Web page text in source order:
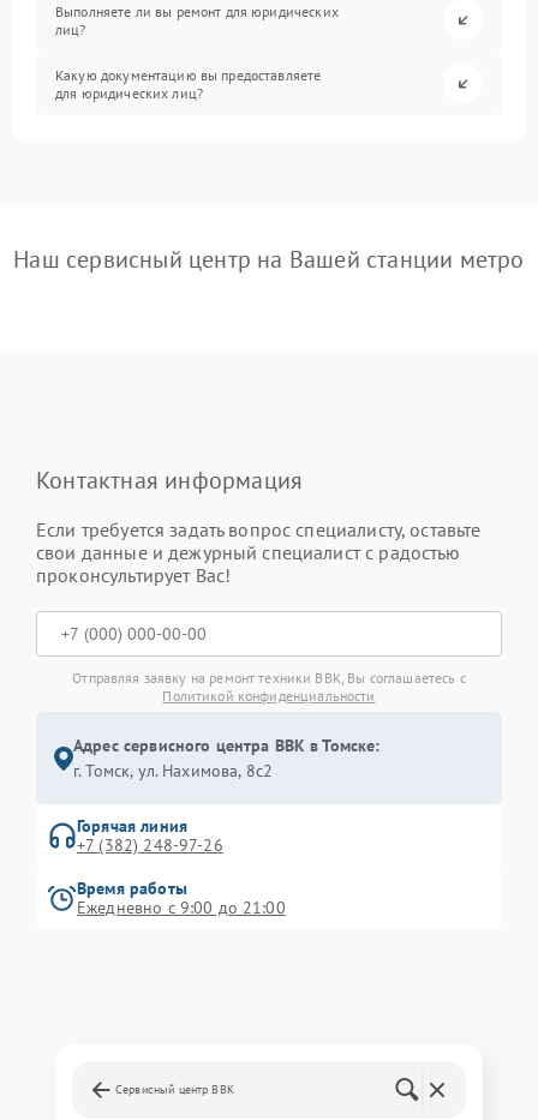
Выполняете ли вы ремонт для юридических
лиц?
Какую документацию вы предоставляете
для юридических лиц?
Наш сервисный центр на Вашей станции метро
Контактная информация
Если требуется задать вопрос специалисту, оставьте
свои данные и дежурный специалист с радостью
проконсультирует Вас!
Отправляя заявку на ремонт техники BBK, Вы соглашаетесь с
Политикой конфиденциальности
Адрес сервисного центра BBK в Томске:
г. Томск, ул. Нахимова, 8с2
Горячая линия
+7 (382) 248-97-26
Время работы
Ежедневно с 9:00 до 21:00
Сервисный центр BBK